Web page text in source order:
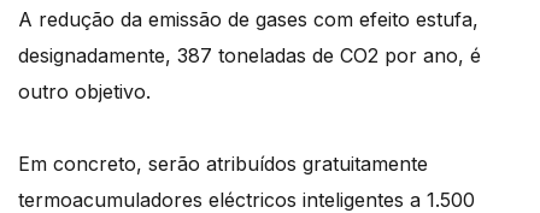
A redução da emissão de gases com efeito estufa,
designadamente, 387 toneladas de CO2 por ano, é
outro objetivo.
Em concreto, serão atribuídos gratuitamente
termoacumuladores eléctricos inteligentes a 1.500